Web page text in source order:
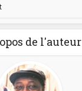
de l'auteur